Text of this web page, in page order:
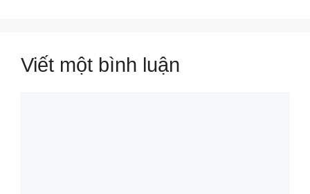
Viết một bình luận